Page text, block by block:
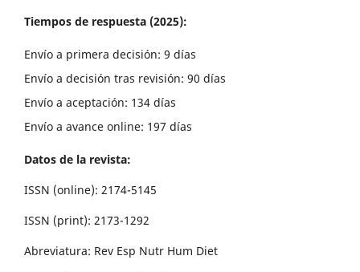
Tiempos de respuesta (2025):
Envío a primera decisión: 9 días
Envío a decisión tras revisión: 90 días
Envío a aceptación: 134 días
Envío a avance online: 197 días
Datos de la revista:
ISSN (online): 2174-5145
ISSN (print): 2173-1292
Abreviatura: Rev Esp Nutr Hum Diet